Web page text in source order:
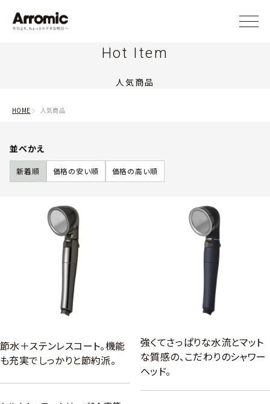
Hot Item
人気商品
HOME 人気商品
並べかえ
新着順 価格の安い順 価格の高い順
節水＋ステンレスコート。機能
も充実でしっかりと節約派。
強くてさっぱりな水流とマット
な質感の、こだわりのシャワー
ヘッド。